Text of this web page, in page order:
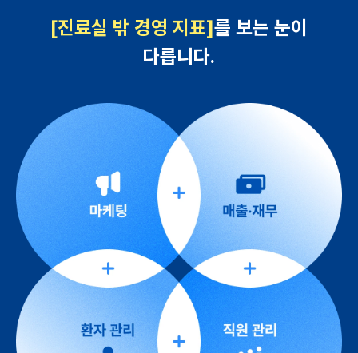
[진료실 밖 경영 지표]를 보는 눈이
다릅니다.